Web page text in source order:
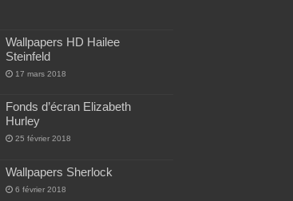
Wallpapers HD Hailee
Steinfeld
17 mars 2018
Fonds d’écran Elizabeth
Hurley
25 février 2018
Wallpapers Sherlock
6 février 2018